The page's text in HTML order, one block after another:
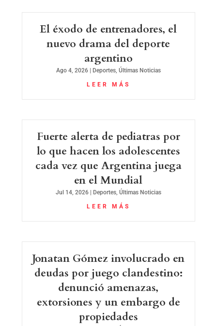
El éxodo de entrenadores, el
nuevo drama del deporte
argentino
Ago 4, 2026| Deportes, Últimas Noticias
LEER MÁS
Fuerte alerta de pediatras por
lo que hacen los adolescentes
cada vez que Argentina juega
en el Mundial
Jul 14, 2026| Deportes, Últimas Noticias
LEER MÁS
Jonatan Gómez involucrado en
deudas por juego clandestino:
denunció amenazas,
extorsiones y un embargo de
propiedades